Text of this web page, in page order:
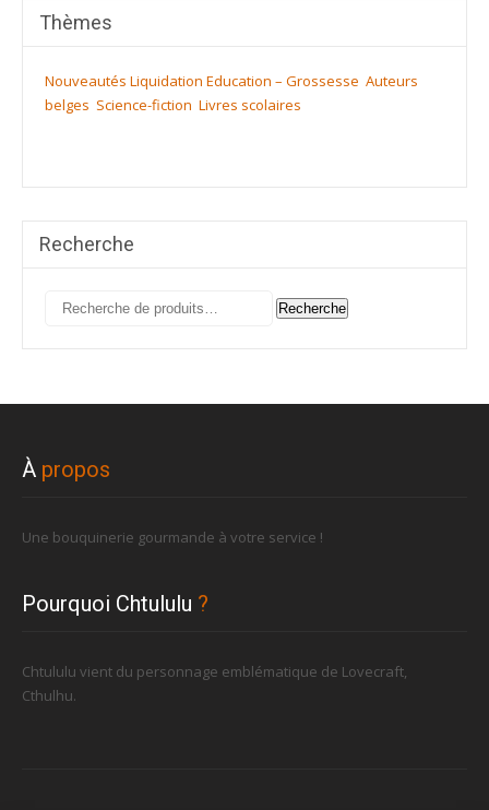
Thèmes
Nouveautés Liquidation Education – Grossesse Auteurs
belges Science-fiction Livres scolaires
Recherche
Recherche
Recherche
À propos
Une bouquinerie gourmande à votre service !
Pourquoi Chtululu ?
Chtululu vient du personnage emblématique de Lovecraft,
Cthulhu.